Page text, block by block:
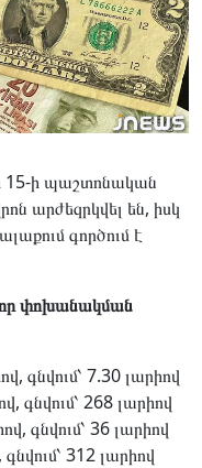
15-ի պաշտոնական
արժեզրկվել են, իսկ
գործում է
փոխանակման
գնվում՝ 7.30 լարիով
գնվում՝ 268 լարիով
գնվում՝ 36 լարիով
312 լարիով